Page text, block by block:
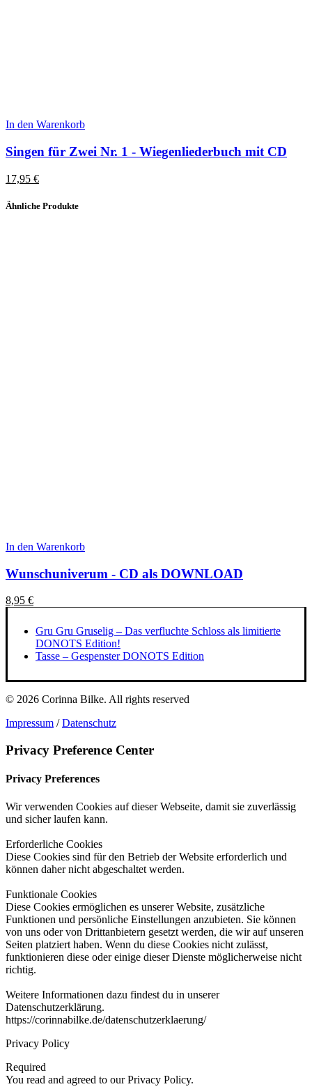
In den Warenkorb
Singen für Zwei Nr. 1 - Wiegenliederbuch mit CD
17,95 €
Ähnliche Produkte
In den Warenkorb
Wunschuniverum - CD als DOWNLOAD
8,95 €
Gru Gru Gruselig – Das verfluchte Schloss als limitierte
DONOTS Edition!
Tasse – Gespenster DONOTS Edition
© 2026 Corinna Bilke. All rights reserved
Impressum /Datenschutz
Privacy Preference Center
Privacy Preferences
Wir verwenden Cookies auf dieser Webseite, damit sie zuverlässig
und sicher laufen kann.
Erforderliche Cookies
Diese Cookies sind für den Betrieb der Website erforderlich und
können daher nicht abgeschaltet werden.
Funktionale Cookies
Diese Cookies ermöglichen es unserer Website, zusätzliche
Funktionen und persönliche Einstellungen anzubieten. Sie können
von uns oder von Drittanbietern gesetzt werden, die wir auf unseren
Seiten platziert haben. Wenn du diese Cookies nicht zulässt,
funktionieren diese oder einige dieser Dienste möglicherweise nicht
richtig.
Weitere Informationen dazu findest du in unserer
Datenschutzerklärung.
https://corinnabilke.de/datenschutzerklaerung/
Privacy Policy
Required
You read and agreed to our Privacy Policy.